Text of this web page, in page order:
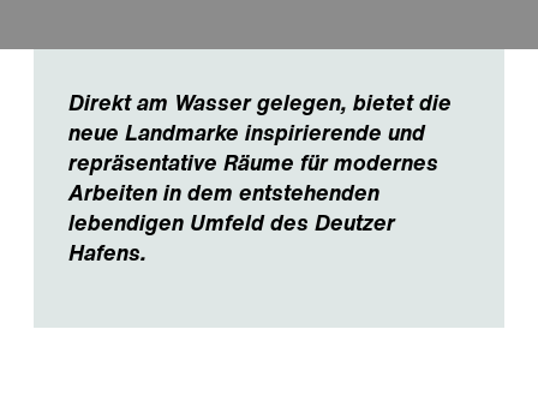
Direkt am Wasser gelegen, bietet die
neue Landmarke inspirierende und
repräsentative Räume für modernes
Arbeiten in dem entstehenden
lebendigen Umfeld des Deutzer
Hafens.